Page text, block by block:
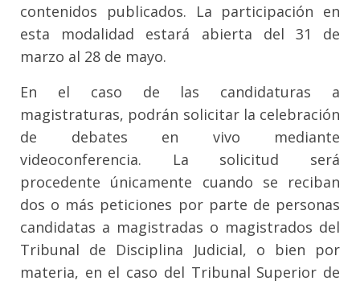
contenidos publicados. La participación en
esta modalidad estará abierta del 31 de
marzo al 28 de mayo.
En el caso de las candidaturas a
magistraturas, podrán solicitar la celebración
de debates en vivo mediante
videoconferencia. La solicitud será
procedente únicamente cuando se reciban
dos o más peticiones por parte de personas
candidatas a magistradas o magistrados del
Tribunal de Disciplina Judicial, o bien por
materia, en el caso del Tribunal Superior de